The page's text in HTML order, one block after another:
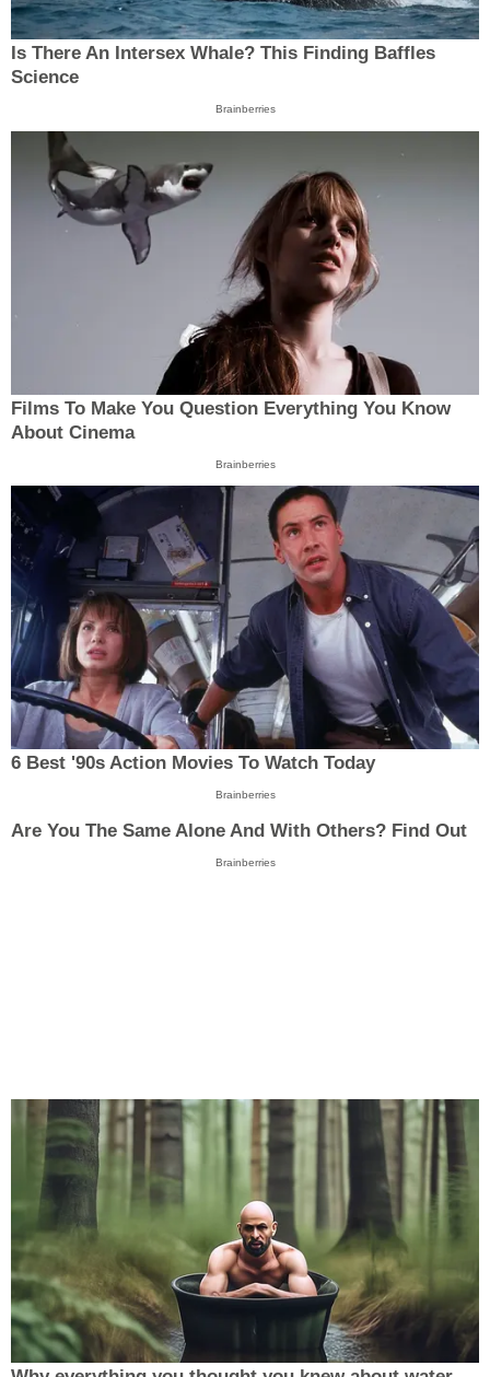
Is There An Intersex Whale? This Finding Baffles
Science
Brainberries
Films To Make You Question Everything You Know
About Cinema
Brainberries
6 Best '90s Action Movies To Watch Today
Brainberries
Are You The Same Alone And With Others? Find Out
Brainberries